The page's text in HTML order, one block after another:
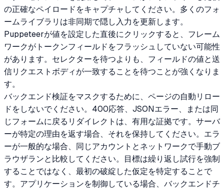
の正確なペイロードをキャプチャしてください。多くのフォ
ームライブラリは非同期で隠し入力を更新します。
Puppeteerが値を設定した直後にクリックすると、フレーム
ワークがトークンフィールドをフラッシュしていない可能性
があります。セレクターを待つよりも、フィールドの値と送
信リクエストボディが一致することを待つことが強くなりま
す。
バックエンド検証をマスクするために、ページの自動リロー
ドをしないでください。400応答、JSONエラー、または同
じフォームに戻るリダイレクトは、有用な証拠です。サーバ
ーが特定の理由を返す場合、それを保持してください。エラ
ーが一般的な場合、同じアカウントとネットワークで手動ブ
ラウザランと比較してください。目標は繰り返し試行を強制
することではなく、最初の破綻した仮定を特定することで
す。アプリケーションを制御している場合、バックエンドチ